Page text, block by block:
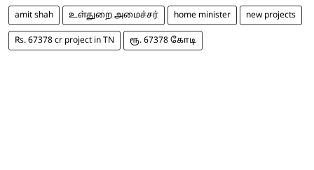
amit shah உள்துறை அமைச்சர் home minister new projects
Rs. 67378 cr project in TN ரூ. 67378 கோடி